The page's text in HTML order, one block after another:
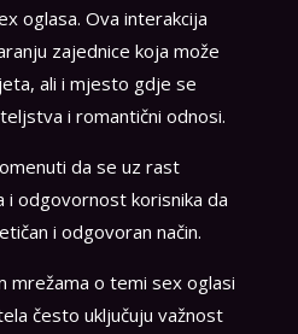
oglasa. Ova interakcija
zajednice koja može
ali i mjesto gdje se
i romantični odnosi.
da se uz rast
i odgovornost korisnika da
i odgovoran način.
mrežama o temi sex oglasi
često uključuju važnost